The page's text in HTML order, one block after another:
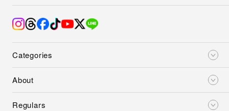
Categories
About
Regulars